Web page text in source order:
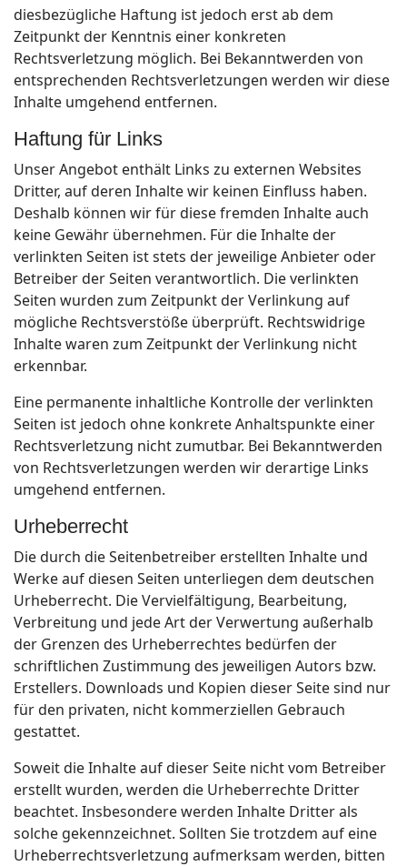
diesbezügliche Haftung ist jedoch erst ab dem
Zeitpunkt der Kenntnis einer konkreten
Rechtsverletzung möglich. Bei Bekanntwerden von
entsprechenden Rechtsverletzungen werden wir diese
Inhalte umgehend entfernen.
Haftung für Links
Unser Angebot enthält Links zu externen Websites
Dritter, auf deren Inhalte wir keinen Einfluss haben.
Deshalb können wir für diese fremden Inhalte auch
keine Gewähr übernehmen. Für die Inhalte der
verlinkten Seiten ist stets der jeweilige Anbieter oder
Betreiber der Seiten verantwortlich. Die verlinkten
Seiten wurden zum Zeitpunkt der Verlinkung auf
mögliche Rechtsverstöße überprüft. Rechtswidrige
Inhalte waren zum Zeitpunkt der Verlinkung nicht
erkennbar.
Eine permanente inhaltliche Kontrolle der verlinkten
Seiten ist jedoch ohne konkrete Anhaltspunkte einer
Rechtsverletzung nicht zumutbar. Bei Bekanntwerden
von Rechtsverletzungen werden wir derartige Links
umgehend entfernen.
Urheberrecht
Die durch die Seitenbetreiber erstellten Inhalte und
Werke auf diesen Seiten unterliegen dem deutschen
Urheberrecht. Die Vervielfältigung, Bearbeitung,
Verbreitung und jede Art der Verwertung außerhalb
der Grenzen des Urheberrechtes bedürfen der
schriftlichen Zustimmung des jeweiligen Autors bzw.
Erstellers. Downloads und Kopien dieser Seite sind nur
für den privaten, nicht kommerziellen Gebrauch
gestattet.
Soweit die Inhalte auf dieser Seite nicht vom Betreiber
erstellt wurden, werden die Urheberrechte Dritter
beachtet. Insbesondere werden Inhalte Dritter als
solche gekennzeichnet. Sollten Sie trotzdem auf eine
Urheberrechtsverletzung aufmerksam werden, bitten